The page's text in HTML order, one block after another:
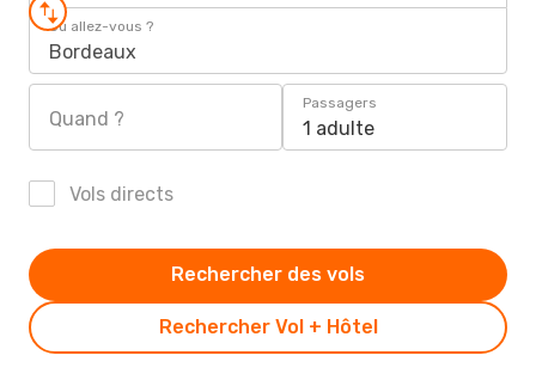
Où allez-vous ?
Bordeaux
Quand ?
Passagers
1 adulte
Vols directs
Rechercher Vol + Hôtel
Rechercher des vols